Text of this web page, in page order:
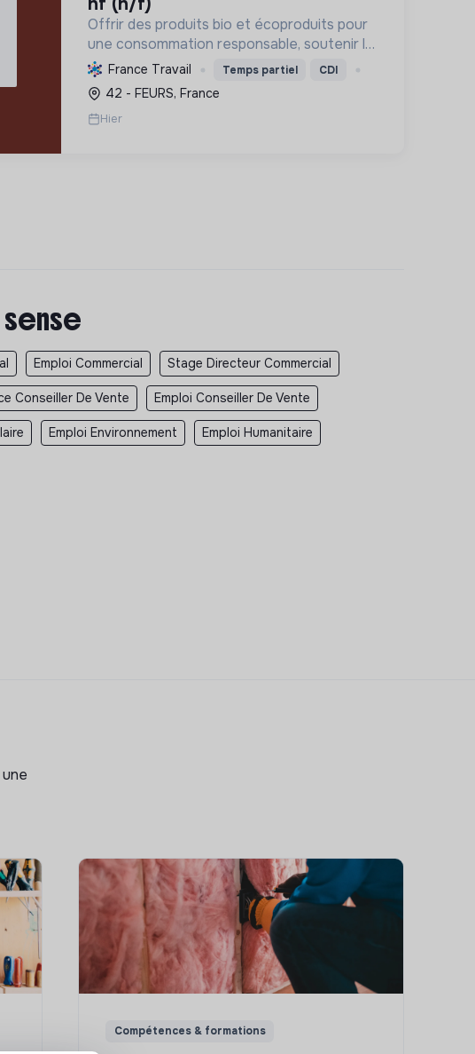
Offrir des produits bio et écoproduits pour
une consommation responsable, soutenir la
filière bio et la solidarité, en limitant notre
impact environnemental.
France Travail Temps partiel CDI
42 - FEURS, France
Hier
Emploi Commercial Stage Directeur Commercial
Conseiller De Vente Emploi Conseiller De Vente
Emploi Environnement Emploi Humanitaire
Compétences & formations